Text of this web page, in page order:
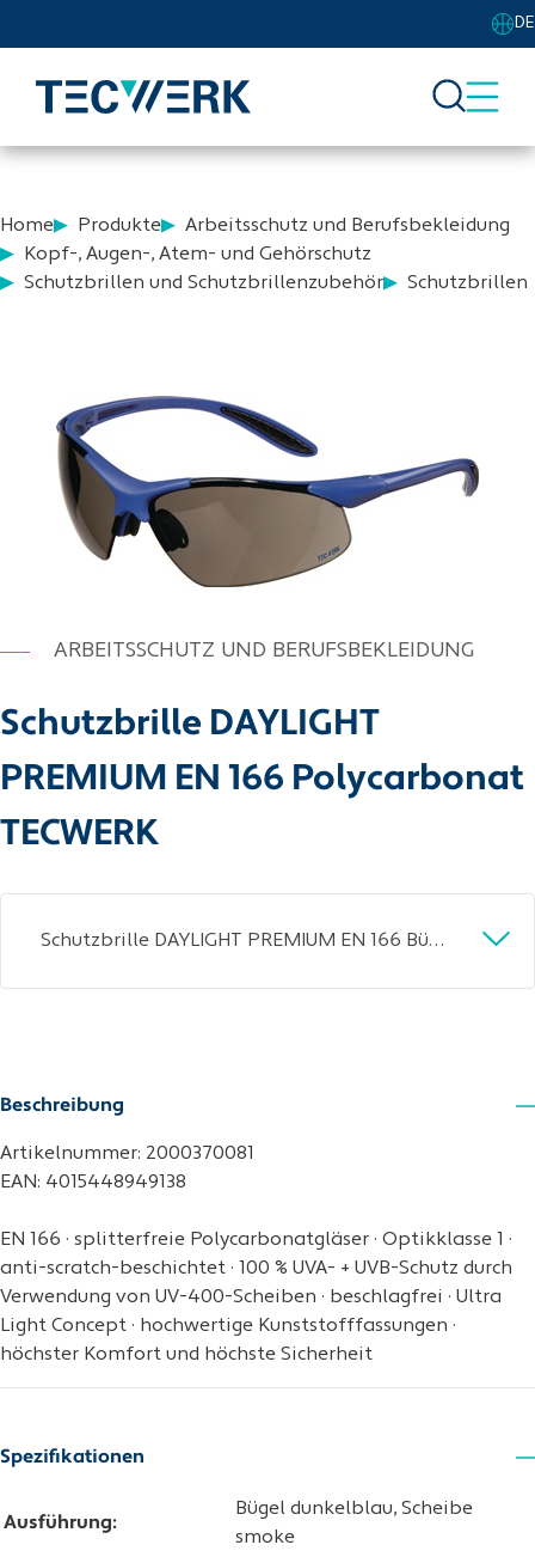
DE
Home Produkte
Arbeitsschutz und Berufsbekleidung
Kopf-, Augen-, Atem- und Gehörschutz
Schutzbrillen und Schutzbrillenzubehör
Schutzbrillen
ARBEITSSCHUTZ UND BERUFSBEKLEIDUNG
Schutzbrille DAYLIGHT
PREMIUM EN 166 Polycarbonat
TECWERK
Schutzbrille DAYLIGHT PREMIUM EN 166 Bügel dunkelblau,Scheibe smoke PC TECWERK
Beschreibung
Artikelnummer: 2000370081
EAN: 4015448949138
EN 166 · splitterfreie Polycarbonatgläser · Optikklasse 1 ·
anti-scratch-beschichtet · 100 % UVA- + UVB-Schutz durch
Verwendung von UV-400-Scheiben · beschlagfrei · Ultra
Light Concept · hochwertige Kunststofffassungen ·
höchster Komfort und höchste Sicherheit
Spezifikationen
Ausführung:
Bügel dunkelblau, Scheibe
smoke